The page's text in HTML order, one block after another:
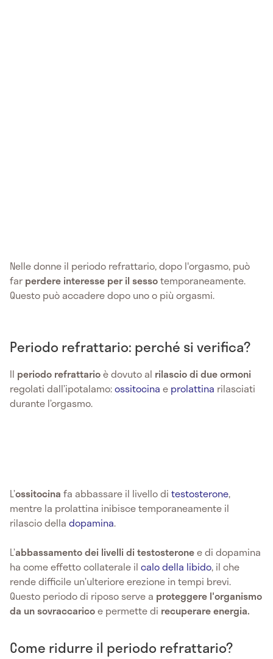
Nelle donne il periodo refrattario, dopo l'orgasmo, può
far perdere interesse per il sessotemporaneamente.
Questo può accadere dopo uno o più orgasmi.
Periodo refrattario: perché si verifica?
Il periodo refrattarioè dovuto al rilascio di due ormoni
regolati dall’ipotalamo:ossitocina e prolattina rilasciati
durante l’orgasmo.
L’ossitocina fa abbassare il livello di testosterone,
mentre la prolattina inibisce temporaneamente il
rilascio della dopamina.
L’abbassamento dei livelli di testosteronee di dopamina
ha come effetto collaterale il calo della libido, il che
rende difficile un’ulteriore erezione in tempi brevi.
Questo periodo di riposo serve a proteggere l'organismo
da un sovraccaricoe permette di recuperare energia.
Come ridurre il periodo refrattario?